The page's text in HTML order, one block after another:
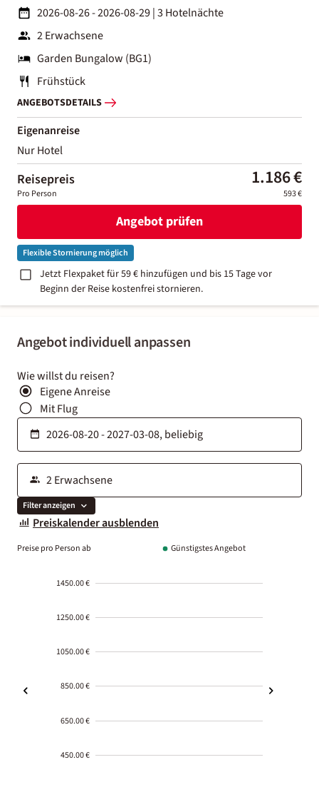
Angebot individuell anpassen
Wie willst du reisen?
Eigene Anreise
Mit Flug
Filter anzeigen
Preiskalender ausblenden
Preise pro Person ab Günstigstes Angebot
1450.00 €
1250.00 €
1050.00 €
850.00 €
650.00 €
450.00 €
2026-08-26 - 2026-08-29|3 Hotelnächte
2 Erwachsene
Garden Bungalow (BG1)
Frühstück
ANGEBOTSDETAILS
Eigenanreise
Nur Hotel
Reisepreis 1.186 €
Pro Person 593 €
Angebot prüfen
Flexible Stornierung möglich
Jetzt Flexpaket für 59 € hinzufügen und bis 15 Tage vor
Beginn der Reise kostenfrei stornieren.